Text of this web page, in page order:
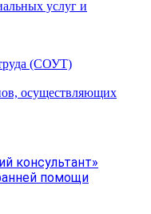
услуг и
(СОУТ)
осуществляющих
консультант»
помощи